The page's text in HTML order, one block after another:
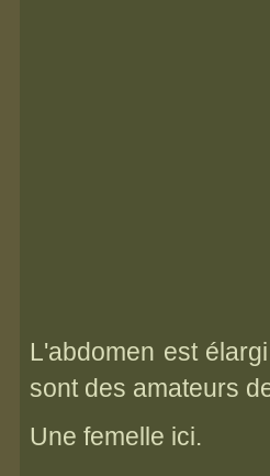
L'abdomen est
sont des amateurs
Une femelle ici.